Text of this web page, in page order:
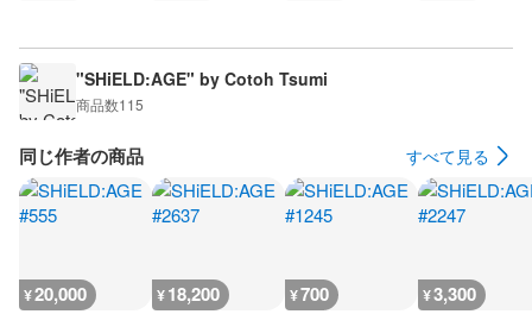
"SHiELD:AGE" by Cotoh Tsumi
商品数115
同じ作者の商品 すべて見る
¥20,000 ¥18,200 ¥700 ¥3,300